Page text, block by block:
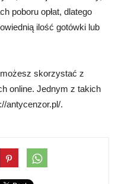
poboru opłat, dlatego
ilość gotówki lub
skorzystać z
online. Jednym z takich
antycenzor.pl/.